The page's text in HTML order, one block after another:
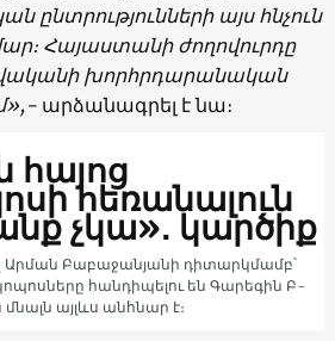
այս հնչուն
Հայաստանի ժողովուրդը
խորհրդարանական
արձանագրել է նա։
հայոց
հեռանալուն
չկա»․ կարծիք
Բաբաջանյանի դիտարկմամբ՝
հանդիպելու են Գարեգին Բ-
այլևս անհնար է։